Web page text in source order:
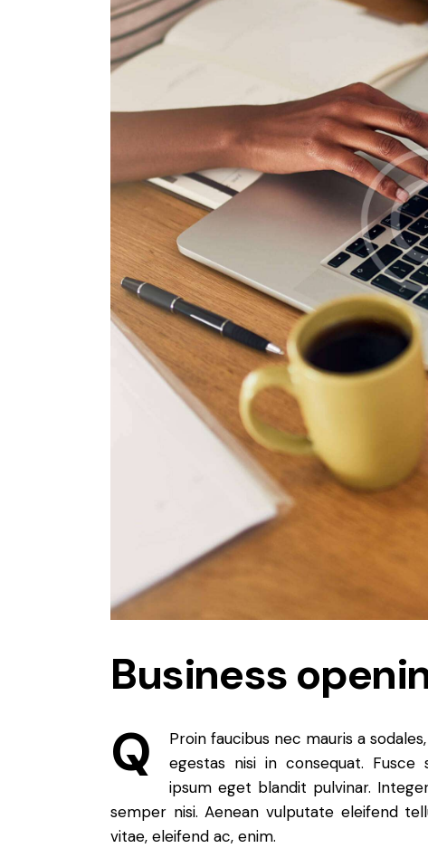
Business
Q
Proin faucibus nec mauris a
egestas nisi in consequat. Fusce
ipsum eget blandit pulvinar.
semper nisi. Aenean vulputate eleifend
vitae, eleifend ac, enim.